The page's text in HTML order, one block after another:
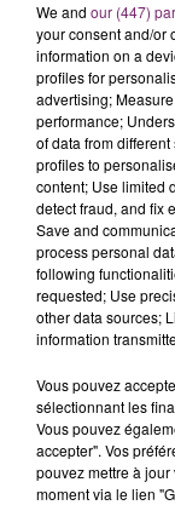
We and our (447)
your consent and/or
information on a
profiles for
advertising;
performance;
of data from
profiles to
content; Use limited
detect fraud, and fix
Save and
process personal
following
requested; Use
other data sources;
information
Vous pouvez
sélectionnant les
Vous pouvez
accepter". Vos
pouvez mettre à
moment via le lien